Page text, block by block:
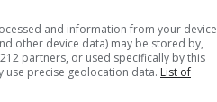
and information from your device
other device data) may be stored by,
partners, or used specifically by this
use precise geolocation data. List of